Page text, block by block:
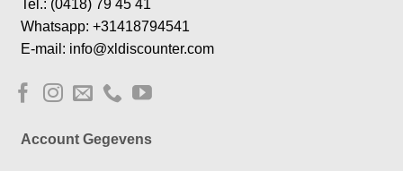
Tel.: (0418) 79 45 41
Whatsapp: +31418794541
E-mail: info@xldiscounter.com
Account Gegevens